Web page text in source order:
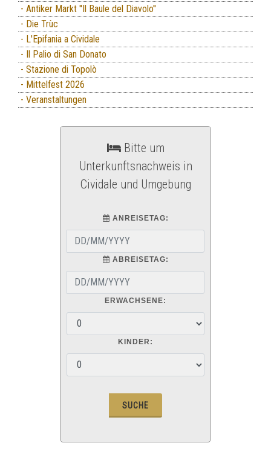
- Antiker Markt ''Il Baule del Diavolo''
- Die Trùc
- L'Epifania a Cividale
- Il Palio di San Donato
- Stazione di Topolò
- Mittelfest 2026
- Veranstaltungen
Bitte um
Unterkunftsnachweis in
Cividale und Umgebung
ANREISETAG:
ABREISETAG:
ERWACHSENE:
KINDER: